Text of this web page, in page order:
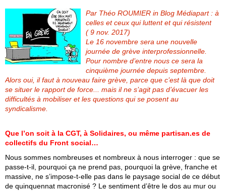
Par Théo ROUMIER in Blog Médiapart : à
celles et ceux qui luttent et qui résistent
( 9 nov. 2017)
Le 16 novembre sera une nouvelle
journée de grève interprofessionnelle.
Pour nombre d’entre nous ce sera la
cinquième journée depuis septembre.
Alors oui, il faut à nouveau faire grève, parce que c’est là que doit
se situer le rapport de force... mais il ne s’agit pas d’évacuer les
difficultés à mobiliser et les questions qui se posent au
syndicalisme.
Que l’on soit à la CGT, à Solidaires, ou même partisan.es de
collectifs du Front social…
Nous sommes nombreuses et nombreux à nous interroger : que se
passe-t-il, pourquoi ça ne prend pas, pourquoi la grève, franche et
massive, ne s’impose-t-elle pas dans le paysage social de ce début
de quinquennat macronisé ? Le sentiment d’être le dos au mur ou